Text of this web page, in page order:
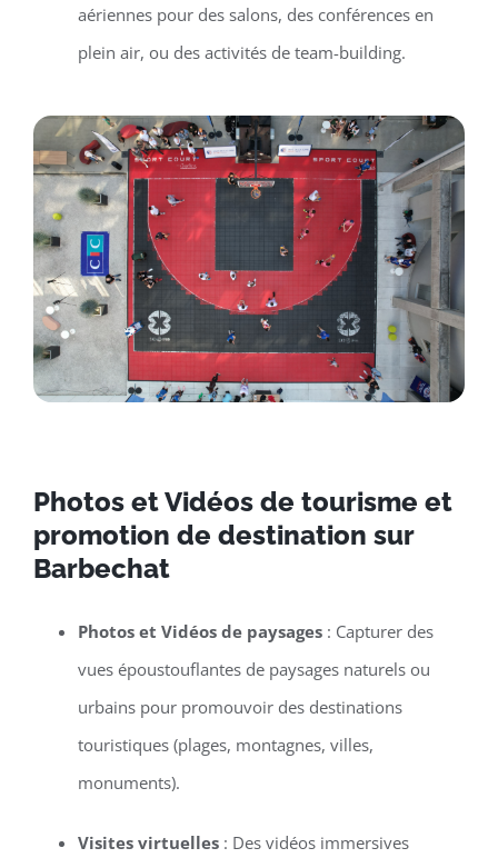
aériennes pour des salons, des conférences en
plein air, ou des activités de team-building.
Photos et Vidéos de tourisme et
promotion de destination sur
Barbechat
Photos et Vidéos de paysages: Capturer des
vues époustouflantes de paysages naturels ou
urbains pour promouvoir des destinations
touristiques (plages, montagnes, villes,
monuments).
Visites virtuelles: Des vidéos immersives